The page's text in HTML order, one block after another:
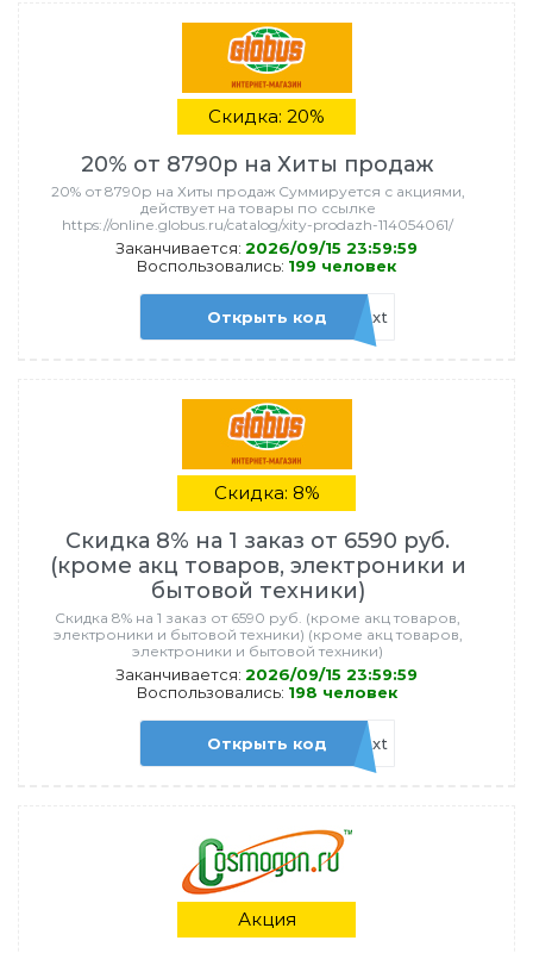
Скидка: 20%
20% от 8790р на Хиты продаж
20% от 8790р на Хиты продаж Суммируется с акциями,
действует на товары по ссылке
https://online.globus.ru/catalog/xity-prodazh-114054061/
Заканчивается: 2026/09/15 23:59:59
Воспользовались: 199 человек
Открыть кодadm2026next
Скидка: 8%
Скидка 8% на 1 заказ от 6590 руб.
(кроме акц товаров, электроники и
бытовой техники)
Скидка 8% на 1 заказ от 6590 руб. (кроме акц товаров,
электроники и бытовой техники) (кроме акц товаров,
электроники и бытовой техники)
Заканчивается: 2026/09/15 23:59:59
Воспользовались: 198 человек
Открыть кодadm8226next
Акция